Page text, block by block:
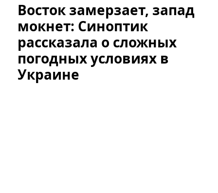
Восток замерзает, запад
мокнет: Синоптик
рассказала о сложных
погодных условиях в
Украине